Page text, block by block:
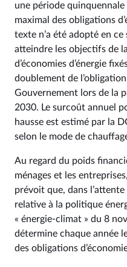
une période
maximal des obligations
texte n’a été adopté en
atteindre les objectifs de
d’économies d’énergie
doublement de
Gouvernement lors de la
2030. Le surcoût annuel
hausse est estimé par la
selon le mode de
Au regard du poids
ménages et les
prévoit que, dans
relative à la politique
« énergie-climat » du 8
détermine chaque année
des obligations